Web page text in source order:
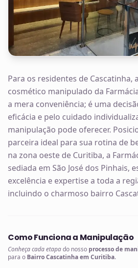
Para os residentes de Cascatinha,
cosmético manipulado da
a mera conveniência; é uma
eficácia e pelo cuidado
manipulação pode oferecer.
parceira ideal para sua rotina de
na zona oeste de Curitiba, a
sediada em São José dos Pinhais,
excelência e expertise a toda a
incluindo o charmoso bairro
Como Funciona a Manipulação
Conheça cada etapado nosso processo de
para o Bairro Cascatinha em Curitiba.